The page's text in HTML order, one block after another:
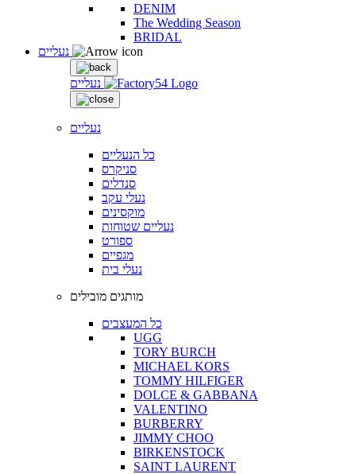
DENIM
The Wedding Season
BRIDAL
נעליים
נעליים
כל הנעליים
סניקרס
סנדלים
נעלי עקב
מוקסינים
נעליים שטוחות
ספורט
מגפיים
נעלי בית
מותגים מובילים
כל המעצבים
UGG
TORY BURCH
MICHAEL KORS
TOMMY HILFIGER
DOLCE & GABBANA
VALENTINO
BURBERRY
JIMMY CHOO
BIRKENSTOCK
SAINT LAURENT